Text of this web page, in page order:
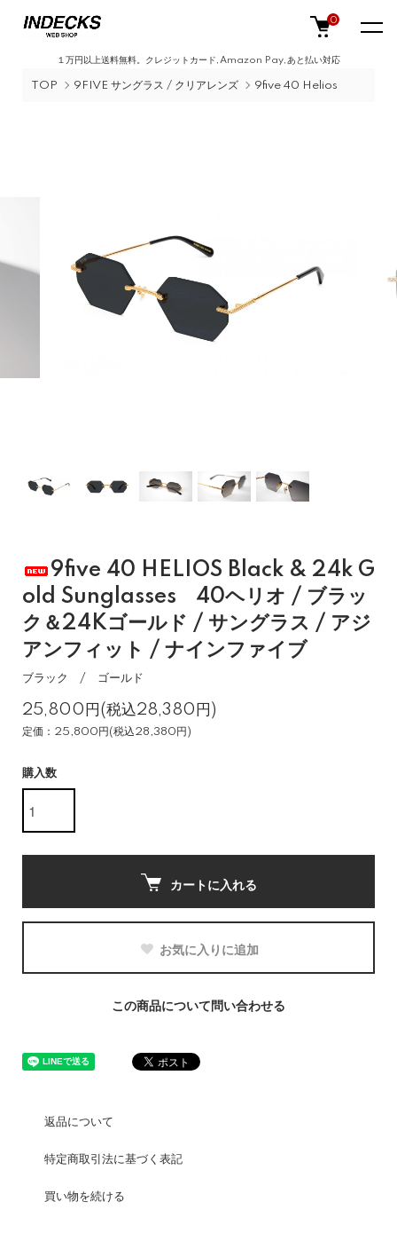
１万円以上送料無料。クレジットカード,Amazon Pay,あと払い対応
0
TOP 9FIVE サングラス / クリアレンズ 9five 40 Helios
9five 40 HELIOS Black & 24k G
old Sunglasses 40ヘリオ / ブラッ
ク＆24Kゴールド / サングラス / アジ
アンフィット / ナインファイブ
ブラック / ゴールド
25,800円(税込28,380円)
定価：25,800円(税込28,380円)
購入数
カートに入れる
お気に入りに追加
この商品について問い合わせる
返品について
特定商取引法に基づく表記
買い物を続ける